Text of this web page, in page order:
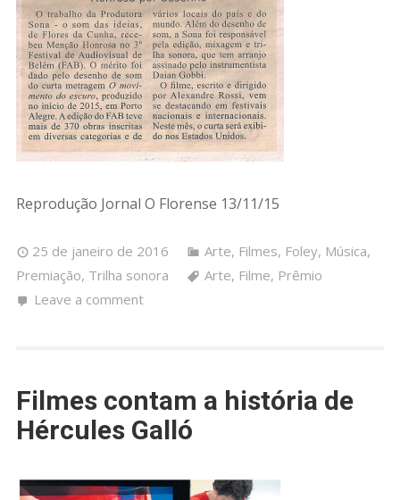
Reprodução Jornal O Florense 13/11/15
25 de janeiro de 2016 Arte, Filmes, Foley, Música,
Premiação, Trilha sonora Arte, Filme, Prêmio
Leave a comment
Filmes contam a história de
Hércules Galló